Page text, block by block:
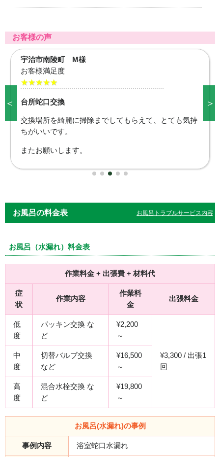
お客様の声
宇治市南陵町 M様
お客様満足度
★★★★★
台所蛇口交換
交換場所を綺麗に掃除までしてもらえて、とても気持
ちがいいです。
またお願いします。
＜ ＞
お風呂の料金表 お風呂トラブルサービス内容
お風呂（水漏れ）料金表
作業料金 + 出張費 + 材料代
症
状
作業内容
作業料
金
出張料金
低
度
パッキン交換 な
ど
¥2,200
～
¥3,300 / 出張1
回
中
度
切替バルブ交換
など
¥16,500
～
高
度
混合水栓交換 な
ど
¥19,800
～
お風呂(水漏れ)の事例
事例内容 浴室蛇口水漏れ